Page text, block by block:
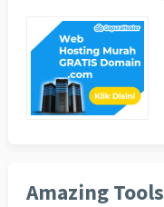
Amazing Tools